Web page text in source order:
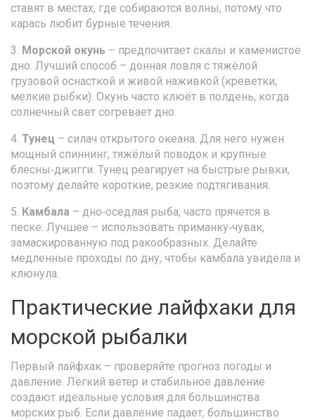
ставят в местах, где собираются волны, потому что
карась любит бурные течения.
3. Морской окунь – предпочитает скалы и каменистое
дно. Лучший способ – донная ловля с тяжёлой
грузовой оснасткой и живой наживкой (креветки,
мелкие рыбки). Окунь часто клюёт в полдень, когда
солнечный свет согревает дно.
4. Тунец – силач открытого океана. Для него нужен
мощный спиннинг, тяжёлый поводок и крупные
блесны‑джигги. Тунец реагирует на быстрые рывки,
поэтому делайте короткие, резкие подтягивания.
5. Камбала – дно‑оседлая рыба, часто прячется в
песке. Лучшее – использовать приманку‑чувак,
замаскированную под ракообразных. Делайте
медленные проходы по дну, чтобы камбала увидела и
клюнула.
Практические лайфхаки для
морской рыбалки
Первый лайфхак – проверяйте прогноз погоды и
давление. Лёгкий ветер и стабильное давление
создают идеальные условия для большинства
морских рыб. Если давление падает, большинство